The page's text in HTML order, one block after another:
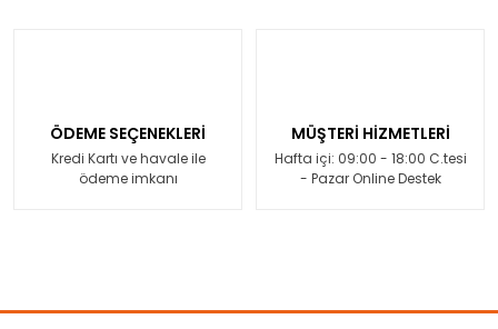
ÖDEME SEÇENEKLERİ
Kredi Kartı ve havale ile
ödeme imkanı
MÜŞTERİ HİZMETLERİ
Hafta içi: 09:00 - 18:00 C.tesi
- Pazar Online Destek